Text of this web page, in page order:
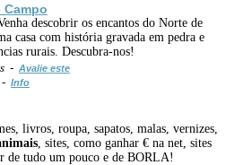
Campo
descobrir os encantos do Norte de
casa com história gravada em pedra e
rurais. Descubra-nos!
- Avalie este
Info
livros, roupa, sapatos, malas, vernizes,
, sites, como ganhar € na net, sites
de tudo um pouco e de BORLA!